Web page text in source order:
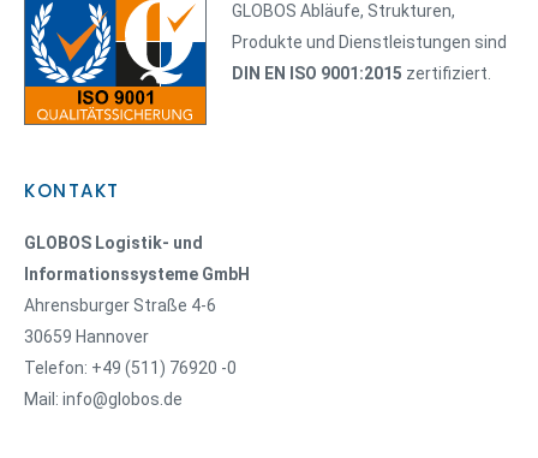
GLOBOS Abläufe, Strukturen,
Produkte und Dienstleistungen sind
DIN EN ISO 9001:2015 zertifiziert.
KONTAKT
GLOBOS Logistik- und
Informationssysteme GmbH
Ahrensburger Straße 4-6
30659 Hannover
Telefon: +49 (511) 76920 -0
Mail: info@globos.de